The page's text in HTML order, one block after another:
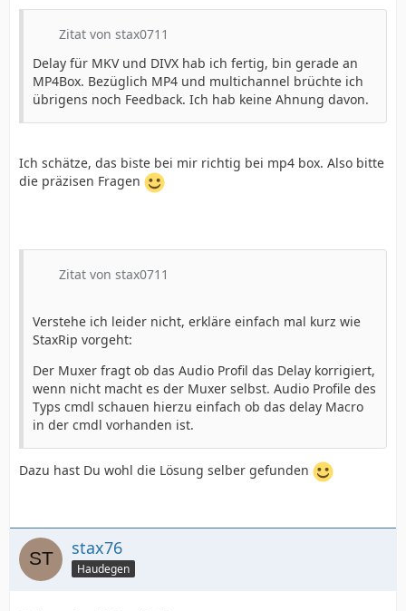
Zitat von stax0711
Delay für MKV und DIVX hab ich fertig, bin gerade an
MP4Box. Bezüglich MP4 und multichannel brüchte ich
übrigens noch Feedback. Ich hab keine Ahnung davon.
Ich schätze, das biste bei mir richtig bei mp4 box. Also bitte
die präzisen Fragen
Zitat von stax0711
Verstehe ich leider nicht, erkläre einfach mal kurz wie
StaxRip vorgeht:
Der Muxer fragt ob das Audio Profil das Delay korrigiert,
wenn nicht macht es der Muxer selbst. Audio Profile des
Typs cmdl schauen hierzu einfach ob das delay Macro
in der cmdl vorhanden ist.
Dazu hast Du wohl die Lösung selber gefunden
stax76
Haudegen